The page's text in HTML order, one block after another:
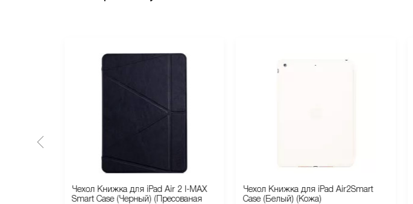
Чехол Книжка для iPad Air 2 I-MAX
Smart Case (Черный) (Пресованая
Чехол Книжка для iPad Air2Smart
Case (Белый) (Кожа)